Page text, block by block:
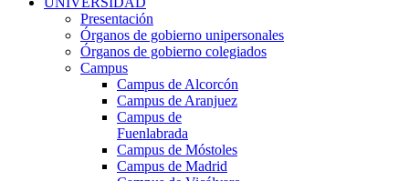
Presentación
Órganos de gobierno unipersonales
Órganos de gobierno colegiados
Campus
Campus de Alcorcón
Campus de Aranjuez
Campus de
Fuenlabrada
Campus de Móstoles
Campus de Madrid